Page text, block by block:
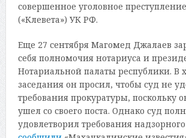
совершенное уголовное преступление
(«Клевета») УК РФ.
Еще 27 сентября Магомед Джалаев
себя полномочия нотариуса и
Нотариальной палаты республики. В
заседания он просил, чтобы суд не
требования прокуратуры, поскольку
ушел со своего поста. Однако суд
удовлетворил требования